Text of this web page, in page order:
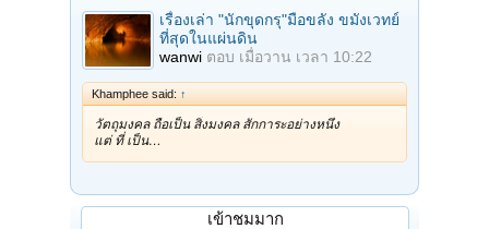
เรื่องเล่า "นักขุดกรุ"มือขลัง ขมังเวทย์
ที่สุดในแผ่นดิน
wanwi ตอบ เมื่อวาน เวลา 10:22
Khamphee said: ↑
วัตถุมงคล ถือเป็น สิ่งมงคล สักการะอย่างหนึ่ง
แต่ ที่ เป็น…
เข้าชมมาก